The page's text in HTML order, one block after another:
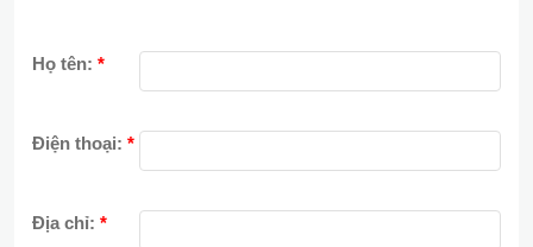
Họ tên: *
Điện thoại: *
Địa chỉ: *